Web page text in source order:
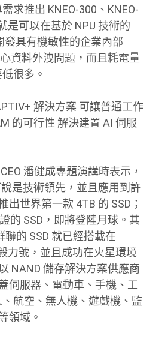
求推出 KNEO-300、KNEO-
是可以在基於 NPU 技術的
發具有機敏性的企業內部
資料外洩問題，而且耗電量
很多。
解決方案 可讓普通工作
的可行性 解決建置 AI 伺服
潘健成專題演講時表示，
是技術領先，並且應用到許
出世界第一款 4TB 的 SSD；
的 SSD，即將登陸月球。其
聯的 SSD 就已經搭載在
力號，並且成功在火星環境
NAND 儲存解決方案供應商
伺服器、電動車、手機、工
航空、無人機、遊戲機、監
領域。